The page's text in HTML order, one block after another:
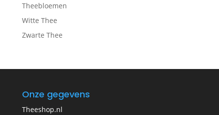
Theebloemen
Witte Thee
Zwarte Thee
Onze gegevens
Theeshop.nl